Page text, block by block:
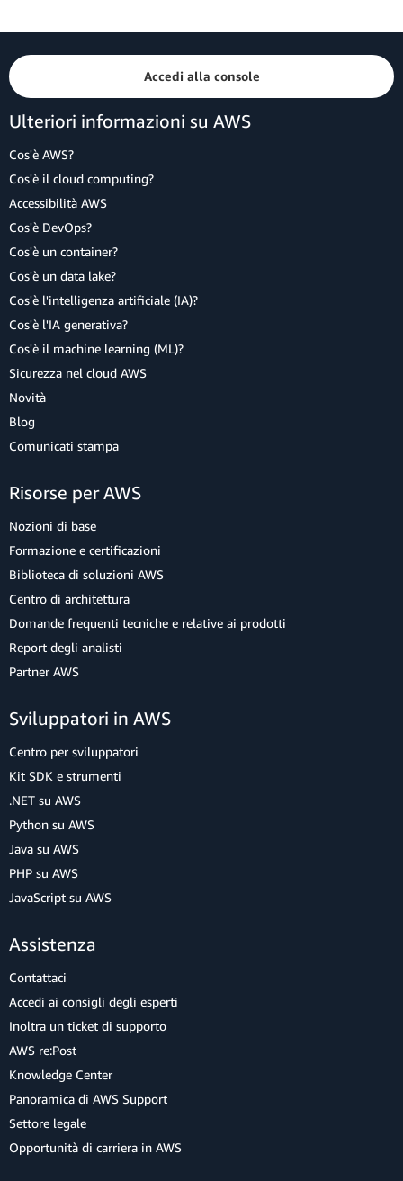
Accedi alla console
Ulteriori informazioni su AWS
Cos'è AWS?
Cos'è il cloud computing?
Accessibilità AWS
Cos'è DevOps?
Cos'è un container?
Cos'è un data lake?
Cos'è l'intelligenza artificiale (IA)?
Cos'è l'IA generativa?
Cos'è il machine learning (ML)?
Sicurezza nel cloud AWS
Novità
Blog
Comunicati stampa
Risorse per AWS
Nozioni di base
Formazione e certificazioni
Biblioteca di soluzioni AWS
Centro di architettura
Domande frequenti tecniche e relative ai prodotti
Report degli analisti
Partner AWS
Sviluppatori in AWS
Centro per sviluppatori
Kit SDK e strumenti
.NET su AWS
Python su AWS
Java su AWS
PHP su AWS
JavaScript su AWS
Assistenza
Contattaci
Accedi ai consigli degli esperti
Inoltra un ticket di supporto
AWS re:Post
Knowledge Center
Panoramica di AWS Support
Settore legale
Opportunità di carriera in AWS